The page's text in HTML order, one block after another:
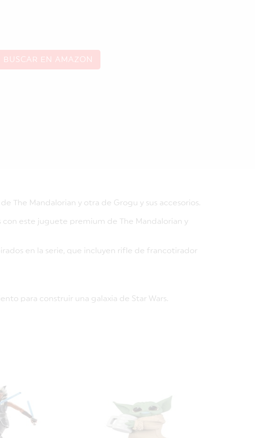
BUSCAR EN AMAZON
The Mandalorian y otra de Grogu y sus accesorios.
con este juguete premium de The Mandalorian y
en la serie, que incluyen rifle de francotirador
para construir una galaxia de Star Wars.